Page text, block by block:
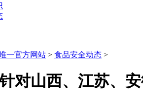
一官方网站 > 食品安全动态 >
对山西、江苏、